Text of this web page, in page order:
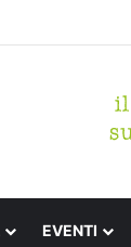
Certaldo
EVENTI